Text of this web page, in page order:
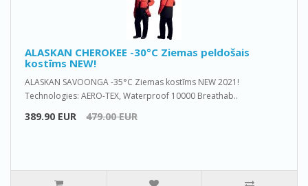
ALASKAN CHEROKEE -30°C Ziemas peldošais
kostīms NEW!
ALASKAN SAVOONGA -35°C Ziemas kostīms NEW 2021!
Technologies: AERO-TEX, Waterproof 10000 Breathab..
389.90 EUR 479.00 EUR